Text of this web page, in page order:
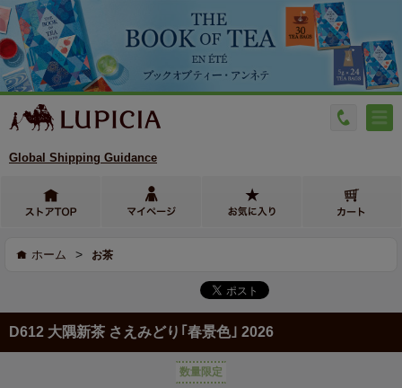
Global Shipping Guidance
ホーム > お茶
D612 大隅新茶 さえみどり｢春景色｣ 2026
数量限定